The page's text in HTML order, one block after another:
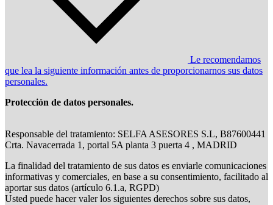
Le recomendamos
que lea la siguiente información antes de proporcionarnos sus datos
personales.
Protección de datos personales.
Responsable del tratamiento: SELFA ASESORES S.L, B87600441
Crta. Navacerrada 1, portal 5A planta 3 puerta 4 , MADRID
La finalidad del tratamiento de sus datos es enviarle comunicaciones
informativas y comerciales, en base a su consentimiento, facilitado al
aportar sus datos (artículo 6.1.a, RGPD)
Usted puede hacer valer los siguientes derechos sobre sus datos,